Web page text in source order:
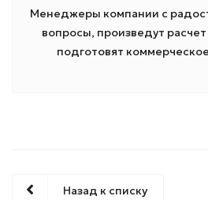
Менеджеры компании с
вопросы, произведут расчет
подготовят
Назад к списку